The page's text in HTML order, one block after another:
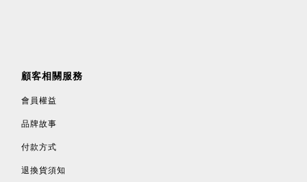
顧客相關服務
會員權益
品牌故事
付款方式
退換貨須知